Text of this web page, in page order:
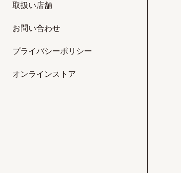
取扱い店舗
お問い合わせ
プライバシーポリシー
オンラインストア